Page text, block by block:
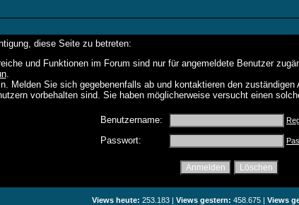
diese Seite zu betreten:
und Funktionen im Forum sind nur für angemeldete Benutzer
.
Melden Sie sich gegebenenfalls ab und kontaktieren den zuständigen
vorbehalten sind. Sie haben möglicherweise versucht einen
Benutzername:
Passwort:
Views heute: 253.183 | Views gestern: 458.675 | Views